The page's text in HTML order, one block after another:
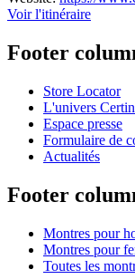
Voir l'itinéraire
Footer
Store Locator
L'univers
Espace presse
Formulaire de
Actualités
Footer
Montres pour
Montres pour
Toutes les